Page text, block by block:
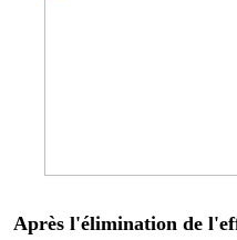
Après l'élimination de